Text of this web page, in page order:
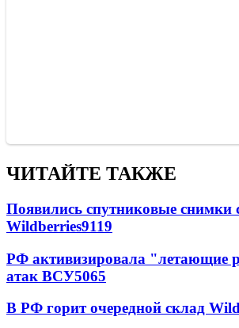
ЧИТАЙТЕ ТАКЖЕ
Появились спутниковые снимки
Wildberries9119
РФ активизировала "летающие
атак ВСУ5065
В РФ горит очередной склад